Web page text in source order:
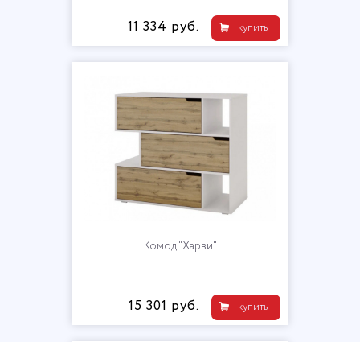
купить
11 334 руб.
Комод "Харви"
купить
15 301 руб.